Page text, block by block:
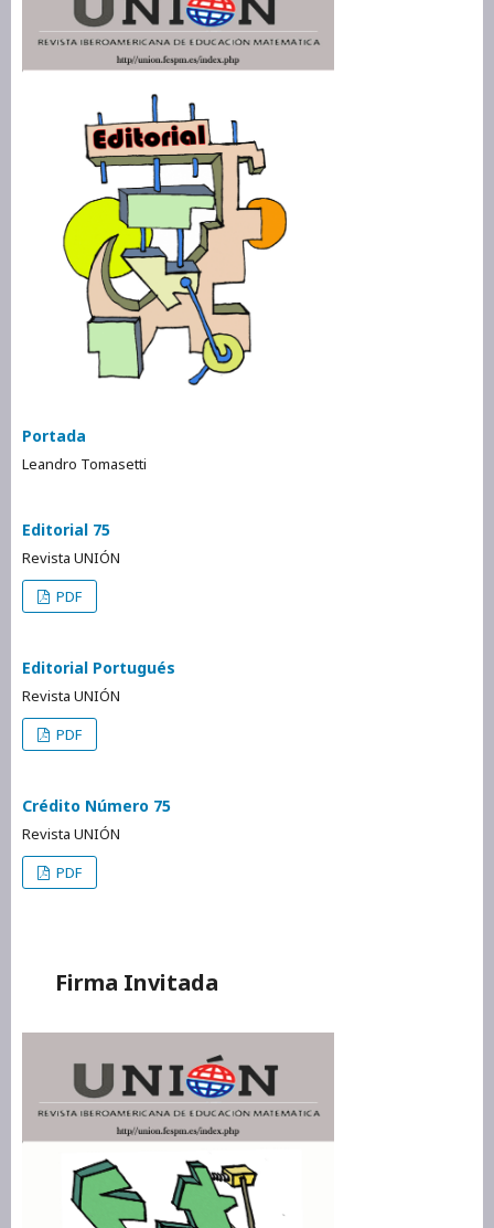
Portada
Leandro Tomasetti
Editorial 75
Revista UNIÓN
PDF
Editorial Portugués
Revista UNIÓN
PDF
Crédito Número 75
Revista UNIÓN
PDF
Firma Invitada